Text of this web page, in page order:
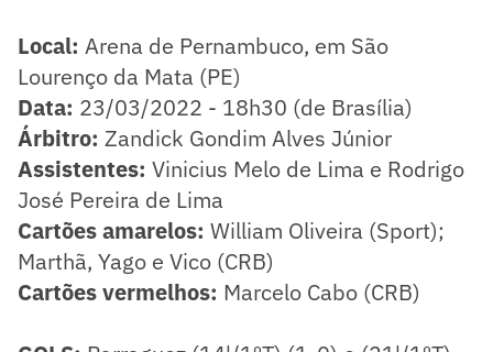
Local: Arena de Pernambuco, em São
Lourenço da Mata (PE)
Data: 23/03/2022 - 18h30 (de Brasília)
Árbitro: Zandick Gondim Alves Júnior
Assistentes: Vinicius Melo de Lima e Rodrigo
José Pereira de Lima
Cartões amarelos: William Oliveira (Sport);
Marthã, Yago e Vico (CRB)
Cartões vermelhos: Marcelo Cabo (CRB)